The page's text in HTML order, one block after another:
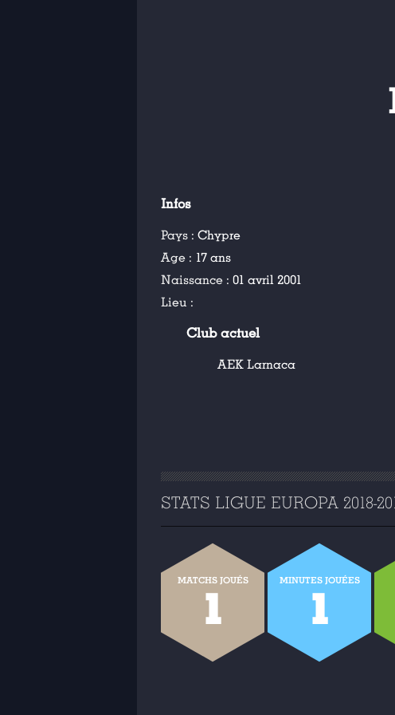
Infos
Pays : Chypre
Age : 17 ans
Naissance : 01 avril 2001
Lieu :
Club actuel
AEK Larnaca
STATS LIGUE EUROPA 2018-
MATCHS JOUÉS
1
MINUTES JOUÉES
1